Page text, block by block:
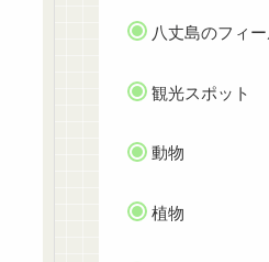
八丈島のフィ
観光スポット
動物
植物